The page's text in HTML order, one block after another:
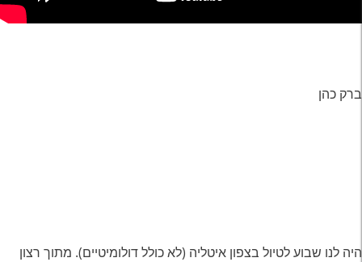
ברק כהן
היה לנו שבוע לטיול בצפון איטליה (לא כולל דולומיטיים). מתוך רצון